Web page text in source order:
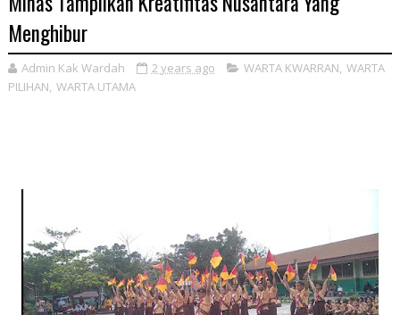
Menghibur
Admin Kak Wardah 2 years ago WARTA KWARRAN, WARTA
PILIHAN, WARTA UTAMA